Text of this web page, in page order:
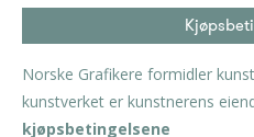
Norske Grafikere formidler
kunstverket er kunstnerens
kjøpsbetingelsene